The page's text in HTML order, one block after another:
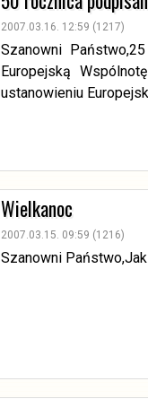
2007.03.16. 12:59 (1217)
Szanowni
Europejską
ustanowieniu
Wielkanoc
2007.03.15. 09:59 (1216)
Szanowni